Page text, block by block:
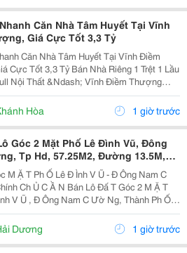
Căn Nhà Tâm Huyết Tại Vĩnh
Giá Cực Tốt 3,3 Tỷ
Căn Nhà Tâm Huyết Tại Vĩnh Điềm
Tỷ Bán Nhà Riêng 1 Trệt 1 Lầu
Nội Thất &Ndash; Vĩnh Điềm Thượng
Vĩnh Điềm Thượng,
Cách Đường 23/10 Chỉ 50M Hẻm Thông Thoáng, Kết...
Hòa 1 giờ trước
Góc 2 Mặt Phố Lê Đình Vũ, Đông
Tp Hd, 57.25M2, Đường 13.5M,
M Ặ T Ph Ố Lê Đ Ình V Ũ - Đ Ông Nam C
V Ũ , Đ Ông Nam C Ườ Ng, Thành Ph Ố H
B
Dương 1 giờ trước